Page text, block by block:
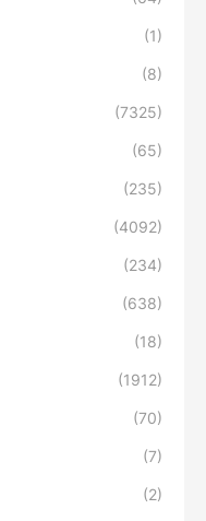
(1)
(8)
(7325)
(65)
(235)
(4092)
(234)
(638)
(18)
(1912)
(70)
(7)
(2)